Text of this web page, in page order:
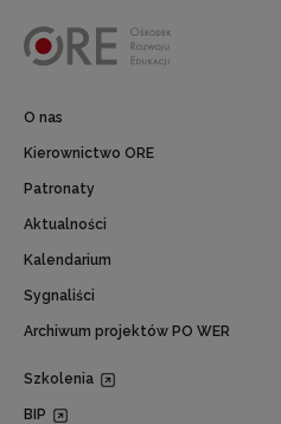
O nas
Kierownictwo ORE
Patronaty
Aktualności
Kalendarium
Sygnaliści
Archiwum projektów PO WER
Szkolenia
BIP